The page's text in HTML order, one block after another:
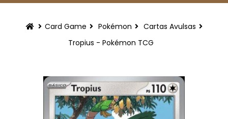
Card Game Pokémon
Cartas Avulsas
Tropius - Pokémon TCG